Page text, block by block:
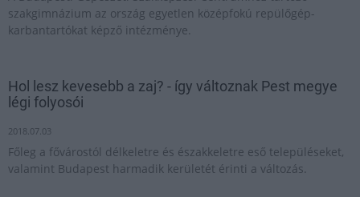
szakgimnázium az ország egyetlen középfokú repülőgép-
karbantartókat képző intézménye.
Hol lesz kevesebb a zaj? - így változnak Pest megye
légi folyosói
2018.07.03
Főleg a fővárostól délkeletre és északkeletre eső településeket,
valamint Budapest harmadik kerületét érinti a változás.